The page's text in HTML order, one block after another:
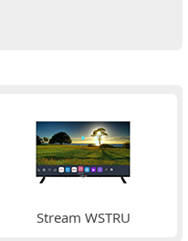
Stream WSTRU